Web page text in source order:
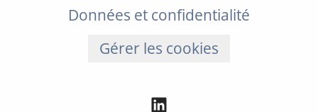
Données et confidentialité
Gérer les cookies